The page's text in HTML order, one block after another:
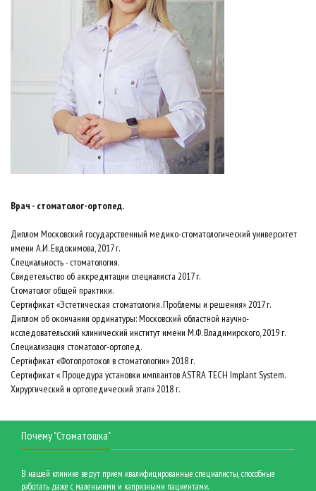
Врач - стоматолог-ортопед.
Диплом Московский государственный медико-стоматологический университет
имени А.И. Евдокимова, 2017 г.
Специальность - стоматология.
Свидетельство об аккредитации специалиста 2017 г.
Стоматолог общей практики.
Сертификат «Эстетическая стоматология. Проблемы и решения» 2017 г.
Диплом об окончании ординатуры: Московский областной научно-
исследовательский клинический институт имени М.Ф. Владимирского, 2019 г.
Специализация стоматолог-ортопед.
Сертификат «Фотопротокол в стоматологии» 2018 г.
Сертификат « Процедура установки имплантов ASTRA TECH Implant System.
Хирургический и ортопедический этап» 2018 г.
Почему "Стоматошка"
В нашей клинике ведут прием квалифицированные специалисты, способные
работать даже с маленькими и капризными пациентами.